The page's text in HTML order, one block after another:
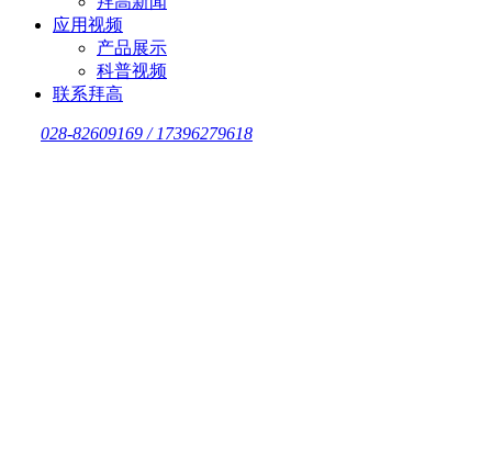
应用视频
产品展示
科普视频
联系拜高
028-82609169 / 17396279618